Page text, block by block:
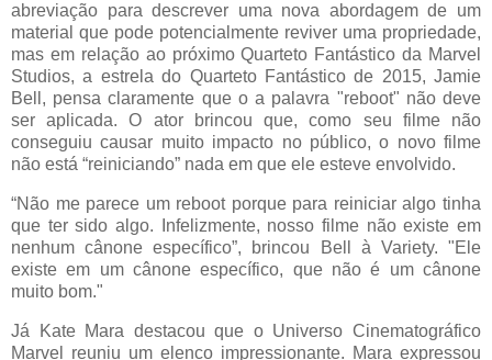
abreviação para descrever uma nova abordagem de um
material que pode potencialmente reviver uma propriedade,
mas em relação ao próximo Quarteto Fantástico da Marvel
Studios, a estrela do Quarteto Fantástico de 2015, Jamie
Bell, pensa claramente que o a palavra "reboot" não deve
ser aplicada. O ator brincou que, como seu filme não
conseguiu causar muito impacto no público, o novo filme
não está “reiniciando” nada em que ele esteve envolvido.
“Não me parece um reboot porque para reiniciar algo tinha
que ter sido algo. Infelizmente, nosso filme não existe em
nenhum cânone específico”, brincou Bell à Variety. "Ele
existe em um cânone específico, que não é um cânone
muito bom."
Já Kate Mara destacou que o Universo Cinematográfico
Marvel reuniu um elenco impressionante. Mara expressou